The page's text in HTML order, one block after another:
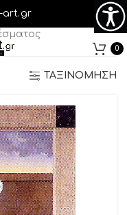
art.gr
0
ΤΑΞΙΝΟΜΗΣΗ